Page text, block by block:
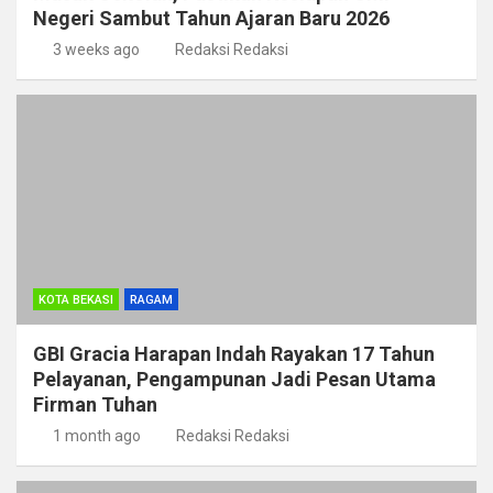
Negeri Sambut Tahun Ajaran Baru 2026
3 weeks ago Redaksi Redaksi
KOTA BEKASI RAGAM
GBI Gracia Harapan Indah Rayakan 17 Tahun
Pelayanan, Pengampunan Jadi Pesan Utama
Firman Tuhan
1 month ago Redaksi Redaksi